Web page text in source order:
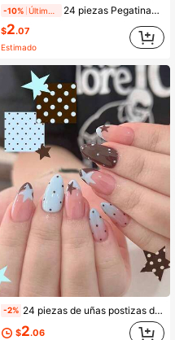
-10% 24 piezas Pegatinas de uñas con strass en forma de estrella almendrada estilo Y2K, Juego perfecto de uñas postizas acrílicas, incluye 1 pieza de gel de gelatina y 1 pieza de lima de uñas
$2.07
Estimado
-2% 24 piezas de uñas postizas de acrílico estilo francés minimalista Y2K con degradado azul claro y marrón, patrón de lunares y estrellas, perfectas para niñas y mujeres dulces, uso diario, fiestas festivas, té de la tarde y diversas ocasiones, suministros de arte de uñas
$2.06